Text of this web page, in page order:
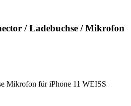
/ Ladebuchse / Mikrofon
Mikrofon für iPhone 11 WEISS